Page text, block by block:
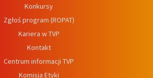
Konkursy
Zgłoś program (ROPAT)
Kariera w TVP
Kontakt
Centrum informacji TVP
Komisja Etyki